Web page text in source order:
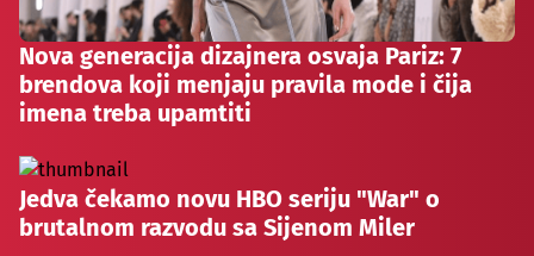
Nova generacija dizajnera osvaja Pariz: 7
brendova koji menjaju pravila mode i čija
imena treba upamtiti
Jedva čekamo novu HBO seriju "War" o
brutalnom razvodu sa Sijenom Miler